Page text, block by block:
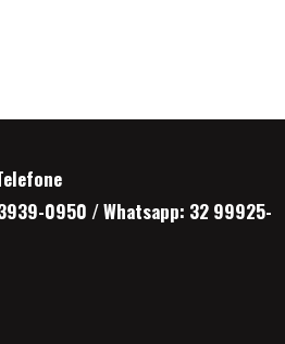
0950 / Whatsapp: 32 99925-